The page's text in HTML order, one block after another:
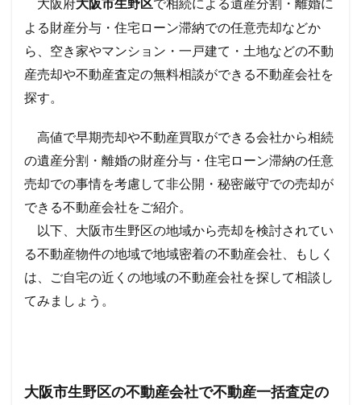
大阪市生野区
よる財産分与・住宅ローン滞納での任意売却などか
ら、空き家やマンション・一戸建て・土地などの不動
産売却や不動産査定の無料相談ができる不動産会社を
探す。
高値で早期売却や不動産買取ができる会社から相続
の遺産分割・離婚の財産分与・住宅ローン滞納の任意
売却での事情を考慮して非公開・秘密厳守での売却が
できる不動産会社をご紹介。
以下、大阪市生野区の地域から売却を検討されてい
る不動産物件の地域で地域密着の不動産会社、もしく
は、ご自宅の近くの地域の不動産会社を探して相談し
てみましょう。
大阪市生野区の不動産会社で不動産一括査定の